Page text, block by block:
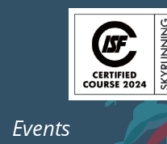
Events